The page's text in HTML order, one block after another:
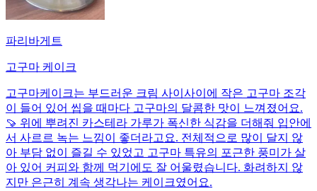
파리바게트
고구마 케이크
고구마케이크는 부드러운 크림 사이사이에 작은 고구마 조각
이 들어 있어 씹을 때마다 고구마의 달콤한 맛이 느껴졌어요.
🍠 위에 뿌려진 카스테라 가루가 폭신한 식감을 더해줘 입안에
서 사르르 녹는 느낌이 좋더라고요. 전체적으로 많이 달지 않
아 부담 없이 즐길 수 있었고 고구마 특유의 포근한 풍미가 살
아 있어 커피와 함께 먹기에도 잘 어울렸습니다. 화려하지 않
지만 은근히 계속 생각나는 케이크였어요.